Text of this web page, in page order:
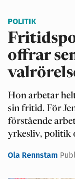
POLITIK
offrar
Hon arbetar
sin fritid. För
förstående
yrkesliv, politik
Ola Rennstam